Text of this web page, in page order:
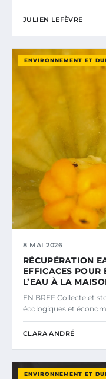
JULIEN LEFÈVRE
ENVIRONNEMENT ET
8 MAI 2026
RÉCUPÉRATION
EFFICACES POUR
L’EAU À LA
EN BREF Collecte et
écologiques et
CLARA ANDRÉ
ENVIRONNEMENT ET